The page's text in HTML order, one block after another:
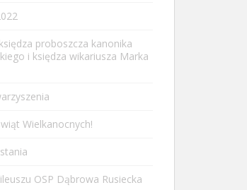
proboszcza kanonika
i księdza wikariusza Marka
Wielkanocnych!
OSP Dąbrowa Rusiecka